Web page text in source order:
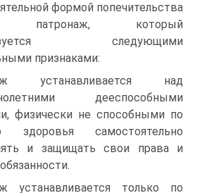
формой попечительства
патронаж, который
следующими
признаками:
устанавливается над
дееспособными
физически не способными по
здоровья самостоятельно
и защищать свои права и
устанавливается только по